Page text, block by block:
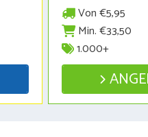
Von €5,95
Min. €33,50
1.000+